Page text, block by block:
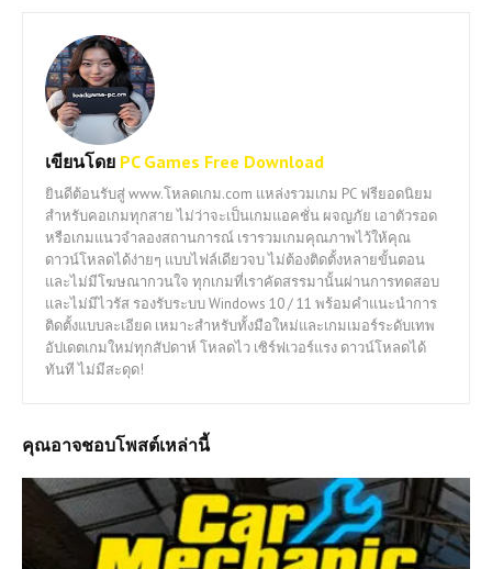
เขียนโดย PC Games Free Download
ยินดีต้อนรับสู่ www.โหลดเกม.com แหล่งรวมเกม PC ฟรียอดนิยม
สำหรับคอเกมทุกสาย ไม่ว่าจะเป็นเกมแอคชั่น ผจญภัย เอาตัวรอด
หรือเกมแนวจำลองสถานการณ์ เรารวมเกมคุณภาพไว้ให้คุณ
ดาวน์โหลดได้ง่ายๆ แบบไฟล์เดียวจบ ไม่ต้องติดตั้งหลายขั้นตอน
และไม่มีโฆษณากวนใจ ทุกเกมที่เราคัดสรรมานั้นผ่านการทดสอบ
และไม่มีไวรัส รองรับระบบ Windows 10 / 11 พร้อมคำแนะนำการ
ติดตั้งแบบละเอียด เหมาะสำหรับทั้งมือใหม่และเกมเมอร์ระดับเทพ
อัปเดตเกมใหม่ทุกสัปดาห์ โหลดไว เซิร์ฟเวอร์แรง ดาวน์โหลดได้
ทันที ไม่มีสะดุด!
คุณอาจชอบโพสต์เหล่านี้